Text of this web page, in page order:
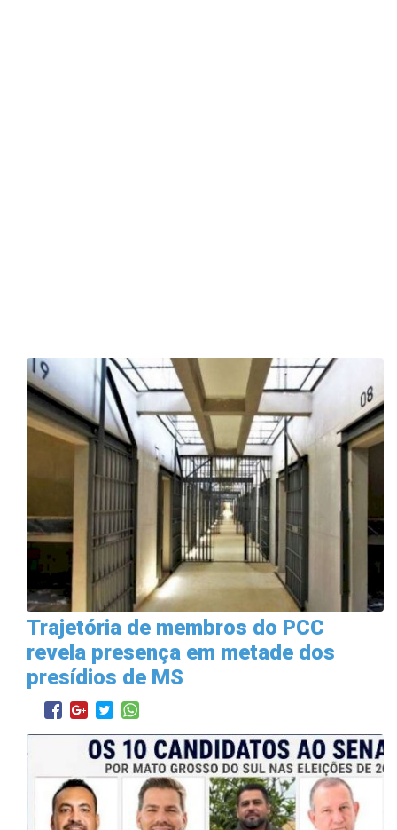
Trajetória de membros do PCC
revela presença em metade dos
presídios de MS